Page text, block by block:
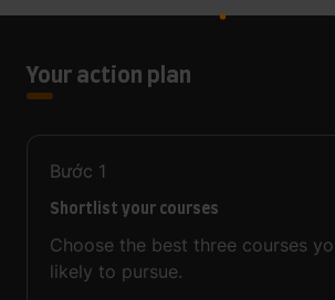
Your action plan
Bước 1
Shortlist your courses
Choose the best three courses
likely to pursue.